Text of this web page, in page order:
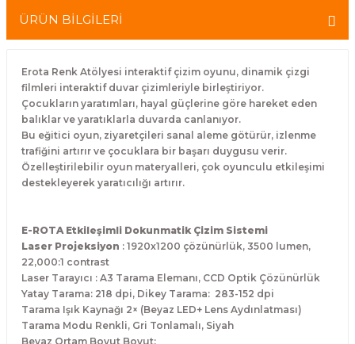
ÜRÜN BİLGİLERİ
Erota Renk Atölyesi interaktif çizim oyunu, dinamik çizgi
filmleri interaktif duvar çizimleriyle birleştiriyor.
Çocukların yaratımları, hayal güçlerine göre hareket eden
balıklar ve yaratıklarla duvarda canlanıyor.
Bu eğitici oyun, ziyaretçileri sanal aleme götürür, izlenme
trafiğini artırır ve çocuklara bir başarı duygusu verir.
Özelleştirilebilir oyun materyalleri, çok oyunculu etkileşimi
destekleyerek yaratıcılığı artırır.
E-ROTA Etkileşimli Dokunmatik Çizim Sistemi
Laser Projeksiyon : 1920x1200 çözünürlük, 3500 lumen,
22,000:1 contrast
Laser Tarayıcı : A3 Tarama Elemanı, CCD Optik Çözünürlük
Yatay Tarama: 218 dpi, Dikey Tarama: 283-152 dpi
Tarama Işık Kaynağı 2× (Beyaz LED+ Lens Aydınlatması)
Tarama Modu Renkli, Gri Tonlamalı, Siyah
Beyaz Ortam Boyut Boyut: